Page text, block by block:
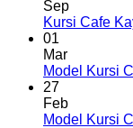
Sep
Kursi Cafe
01
Mar
Model Kursi
27
Feb
Model Kursi